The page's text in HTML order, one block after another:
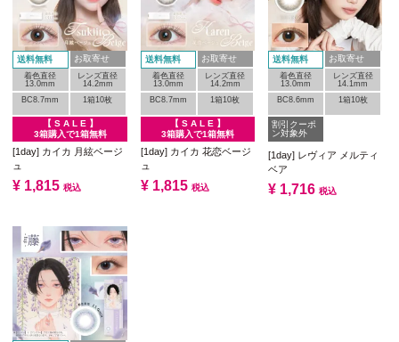
送料無料 お取寄せ
着色直径
13.0mm
レンズ直径
14.2mm
BC8.7mm
1箱10枚
【 S A L E 】
3箱購入で1箱無料
[1day] カイカ 月絃ベージ
ュ
¥ 1,815 税込
送料無料 お取寄せ
着色直径
13.0mm
レンズ直径
14.2mm
BC8.7mm
1箱10枚
【 S A L E 】
3箱購入で1箱無料
[1day] カイカ 花恋ベージ
ュ
¥ 1,815 税込
送料無料 お取寄せ
着色直径
13.0mm
レンズ直径
14.1mm
BC8.6mm
1箱10枚
割引クーポ
ン対象外
[1day] レヴィア メルティ
ベア
¥ 1,716 税込